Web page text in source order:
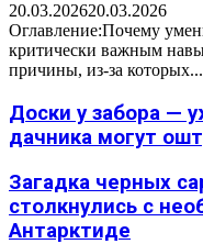
20.03.202620.03.2026
Оглавление:Почему
критически важным
причины, из-за которых...
Доски у забора —
дачника могут
Загадка черных
столкнулись с
Антарктиде